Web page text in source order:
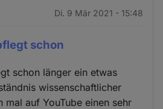
Di. 9 Mär 2021 - 15:48
schon
schon länger ein etwas
wissenschaftlicher
mal auf YouTube einen sehr